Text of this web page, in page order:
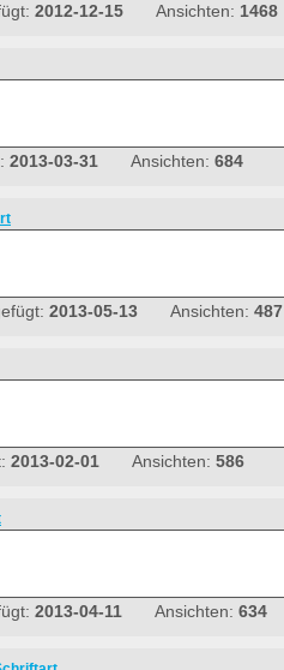
2012-12-15 Ansichten: 1468
2013-03-31 Ansichten: 684
2013-05-13 Ansichten: 487
2013-02-01 Ansichten: 586
2013-04-11 Ansichten: 634